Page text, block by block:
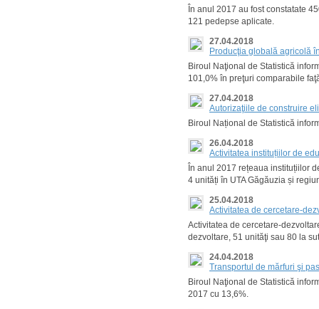
În anul 2017 au fost constatate
121 pedepse aplicate.
27.04.2018
Producţia globală agricolă
Biroul Naţional de Statistică
101,0% în preţuri comparabile
27.04.2018
Autorizaţiile de construire
Biroul Național de Statistică
26.04.2018
Activitatea instituțiilor de
În anul 2017 rețeaua instituțiilor
4 unități în UTA Găgăuzia și
25.04.2018
Activitatea de cercetare-
Activitatea de cercetare-
dezvoltare, 51 unităţi sau 80 la
24.04.2018
Transportul de mărfuri şi
Biroul Naţional de Statistică
2017 cu 13,6%.